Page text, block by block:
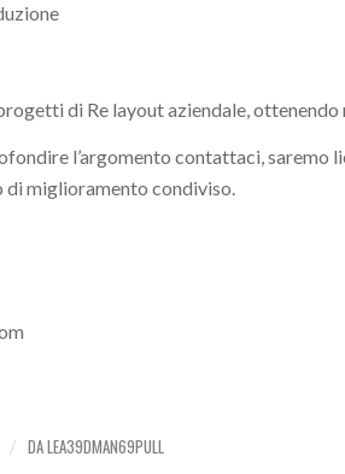
di Re layout aziendale,
l’argomento contattaci, saremo
miglioramento condiviso.
/ DALEA39DMAN69PULL